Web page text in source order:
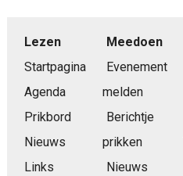
Lezen
Startpagina
Agenda
Prikbord
Nieuws
Links
Meedoen
Evenement
melden
Berichtje
prikken
Nieuws